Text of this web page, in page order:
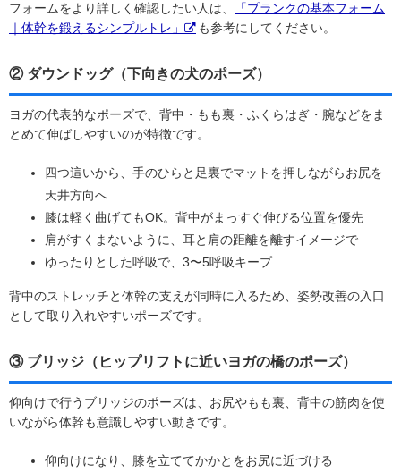
フォームをより詳しく確認したい人は、
「プランクの基本フォーム
｜体幹を鍛えるシンプルトレ」
も参考にしてください。
② ダウンドッグ（下向きの犬のポーズ）
ヨガの代表的なポーズで、背中・もも裏・ふくらはぎ・腕などをま
とめて伸ばしやすいのが特徴です。
四つ這いから、手のひらと足裏でマットを押しながらお尻を
天井方向へ
膝は軽く曲げてもOK。背中がまっすぐ伸びる位置を優先
肩がすくまないように、耳と肩の距離を離すイメージで
ゆったりとした呼吸で、3〜5呼吸キープ
背中のストレッチと体幹の支えが同時に入るため、姿勢改善の入口
として取り入れやすいポーズです。
③ ブリッジ（ヒップリフトに近いヨガの橋のポーズ）
仰向けで行うブリッジのポーズは、お尻やもも裏、背中の筋肉を使
いながら体幹も意識しやすい動きです。
仰向けになり、膝を立ててかかとをお尻に近づける